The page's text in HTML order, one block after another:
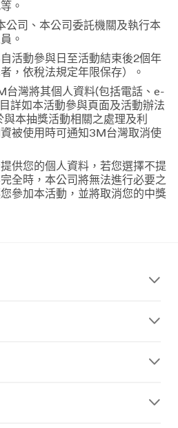
。
公司、本公司委託機關及執行本
。
活動參與日至活動結束後2個年
，依稅法規定年限保存）。
台灣將其個人資料(包括電話、e-
詳如本活動參與頁面及活動辦法
與本抽獎活動相關之處理及利
被使用時可通知3M台灣取消使
供您的個人資料，若您選擇不提
全時，本公司將無法進行必要之
參加本活動，並將取消您的中獎